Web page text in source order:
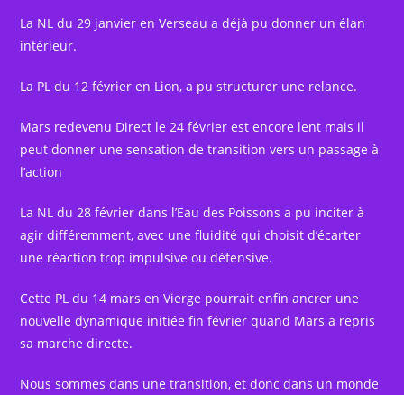
La NL du 29 janvier en Verseau a déjà pu donner un élan
intérieur.
La PL du 12 février en Lion, a pu structurer une relance.
Mars redevenu Direct le 24 février est encore lent mais il
peut donner une sensation de transition vers un passage à
l’action
La NL du 28 février dans l’Eau des Poissons a pu inciter à
agir différemment, avec une fluidité qui choisit d’écarter
une réaction trop impulsive ou défensive.
Cette PL du 14 mars en Vierge pourrait enfin ancrer une
nouvelle dynamique initiée fin février quand Mars a repris
sa marche directe.
Nous sommes dans une transition, et donc dans un monde